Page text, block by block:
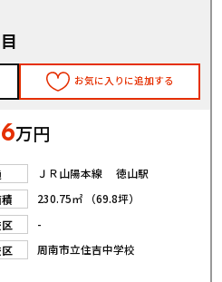
お気に入りに追加する
万円
ＪＲ山陽本線 徳山駅
230.75㎡ （69.8坪）
-
周南市立住吉中学校